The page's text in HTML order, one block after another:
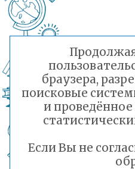
браузера,
поисковые
и
Если Вы не